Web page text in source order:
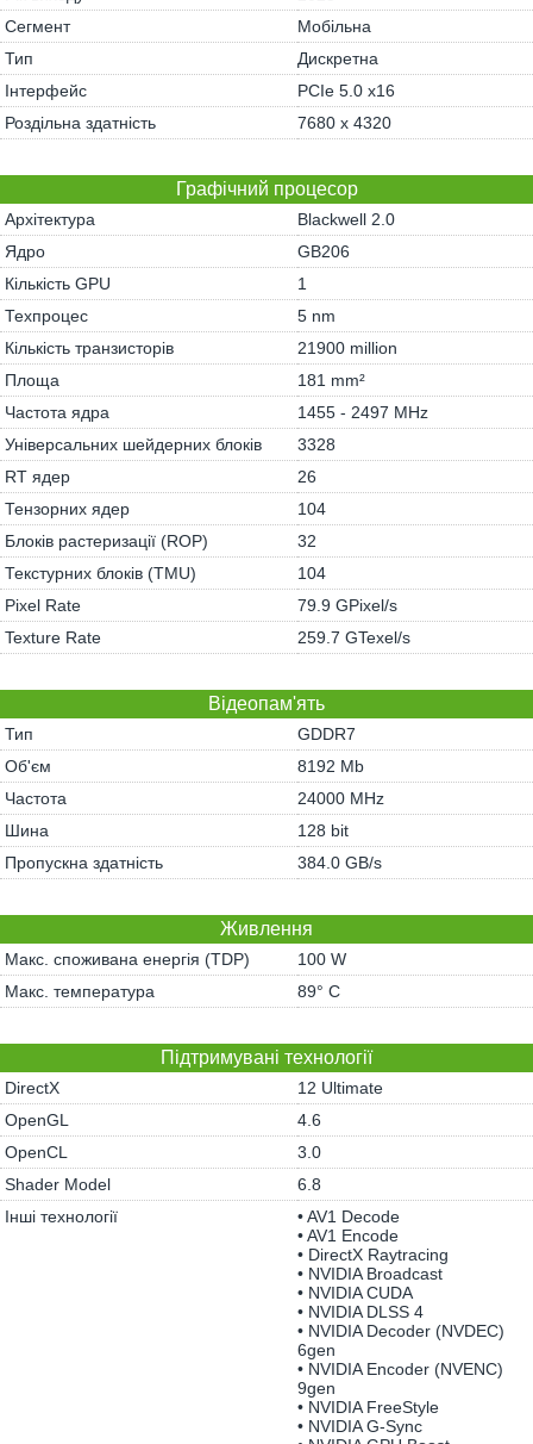
Сегмент
Мобільна
Тип
Дискретна
Інтерфейс
PCIe 5.0 x16
Роздільна здатність
7680 x 4320
Графічний процесор
Архітектура
Blackwell 2.0
Ядро
GB206
Кількість GPU
1
Техпроцес
5 nm
Кількість транзисторів
21900 million
Площа
181 mm²
Частота ядра
1455 - 2497 MHz
Універсальних шейдерних блоків
3328
RT ядер
26
Тензорних ядер
104
Блоків растеризації (ROP)
32
Текстурних блоків (TMU)
104
Pixel Rate
79.9 GPixel/s
Texture Rate
259.7 GTexel/s
Відеопам'ять
Тип
GDDR7
Об'єм
8192 Mb
Частота
24000 MHz
Шина
128 bit
Пропускна здатність
384.0 GB/s
Живлення
Макс. споживана енергія (TDP)
100 W
Макс. температура
89° C
Підтримувані технології
DirectX
12 Ultimate
OpenGL
4.6
OpenCL
3.0
Shader Model
6.8
Інші технології
• AV1 Decode
• AV1 Encode
• DirectX Raytracing
• NVIDIA Broadcast
• NVIDIA CUDA
• NVIDIA DLSS 4
• NVIDIA Decoder (NVDEC)
6gen
• NVIDIA Encoder (NVENC)
9gen
• NVIDIA FreeStyle
• NVIDIA G-Sync